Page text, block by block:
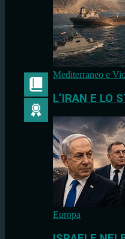
Mediterraneo e
L’IRAN E LO
Europa